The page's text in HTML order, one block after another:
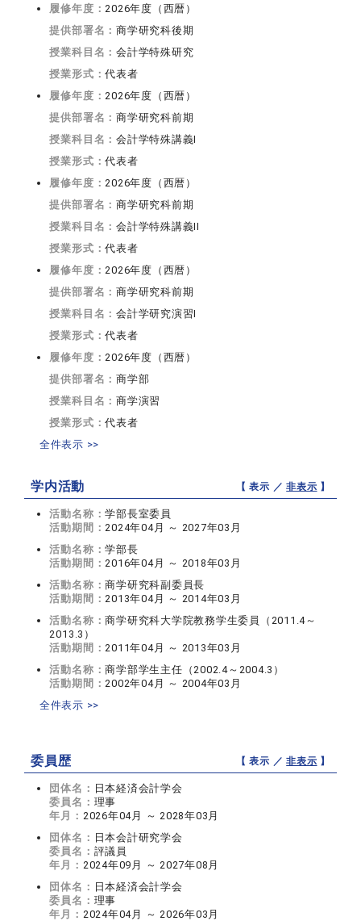
履修年度： 2026年度（西暦）
提供部署名：商学研究科後期
授業科目名：会計学特殊研究
授業形式：代表者
履修年度： 2026年度（西暦）
提供部署名：商学研究科前期
授業科目名：会計学特殊講義I
授業形式：代表者
履修年度： 2026年度（西暦）
提供部署名：商学研究科前期
授業科目名：会計学特殊講義II
授業形式：代表者
履修年度： 2026年度（西暦）
提供部署名：商学研究科前期
授業科目名：会計学研究演習I
授業形式：代表者
履修年度： 2026年度（西暦）
提供部署名：商学部
授業科目名：商学演習
授業形式：代表者
全件表示 >>
学内活動 【 表示 ／非表示 】
活動名称：学部長室委員
活動期間： 2024年04月 ～ 2027年03月
活動名称：学部長
活動期間： 2016年04月 ～ 2018年03月
活動名称：商学研究科副委員長
活動期間： 2013年04月 ～ 2014年03月
活動名称：商学研究科大学院教務学生委員（2011.4～
2013.3）
活動期間： 2011年04月 ～ 2013年03月
活動名称：商学部学生主任（2002.4～2004.3）
活動期間： 2002年04月 ～ 2004年03月
全件表示 >>
委員歴 【 表示 ／非表示 】
団体名： 日本経済会計学会
委員名： 理事
年月： 2026年04月 ～ 2028年03月
団体名： 日本会計研究学会
委員名： 評議員
年月： 2024年09月 ～ 2027年08月
団体名： 日本経済会計学会
委員名： 理事
年月： 2024年04月 ～ 2026年03月